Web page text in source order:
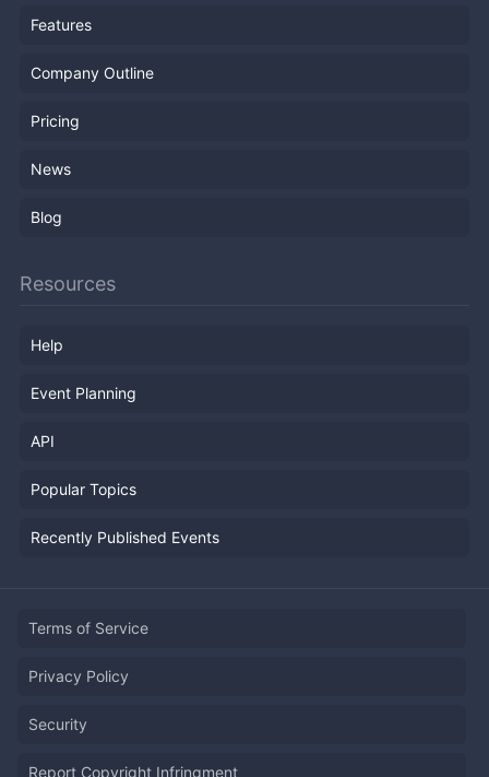
Features
Company Outline
Pricing
News
Blog
Resources
Help
Event Planning
API
Popular Topics
Recently Published Events
Terms of Service
Privacy Policy
Security
Report Copyright Infringment